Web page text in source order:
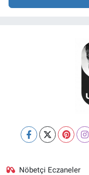
Nöbetçi Eczaneler